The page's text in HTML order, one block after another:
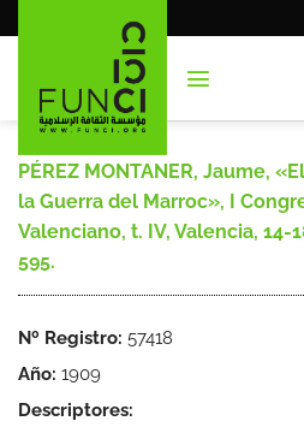
al
PÉREZ MONTANER, Jaume,
la Guerra del Marroc», I
Valenciano, t. IV, Valencia, 14-
595.
Nº Registro: 57418
Año: 1909
Descriptores: